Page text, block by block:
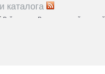
каталога
Рейтинг улиц Ростова с самой развитой